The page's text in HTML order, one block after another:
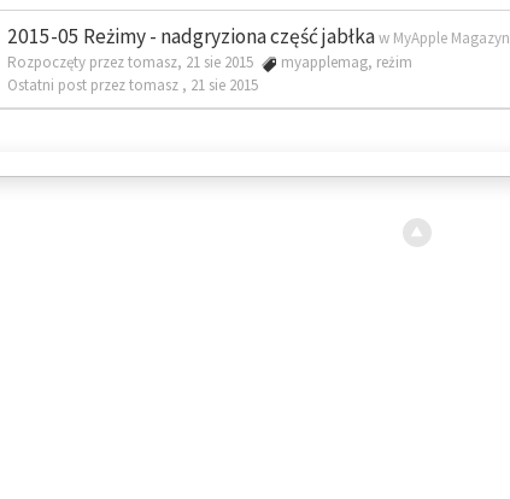
2015-05 Reżimy - nadgryziona część jabłkaw MyApple Magazyn
Rozpoczęty przez tomasz, 21 sie 2015
myapplemag, reżim
Ostatni post przez tomasz , 21 sie 2015